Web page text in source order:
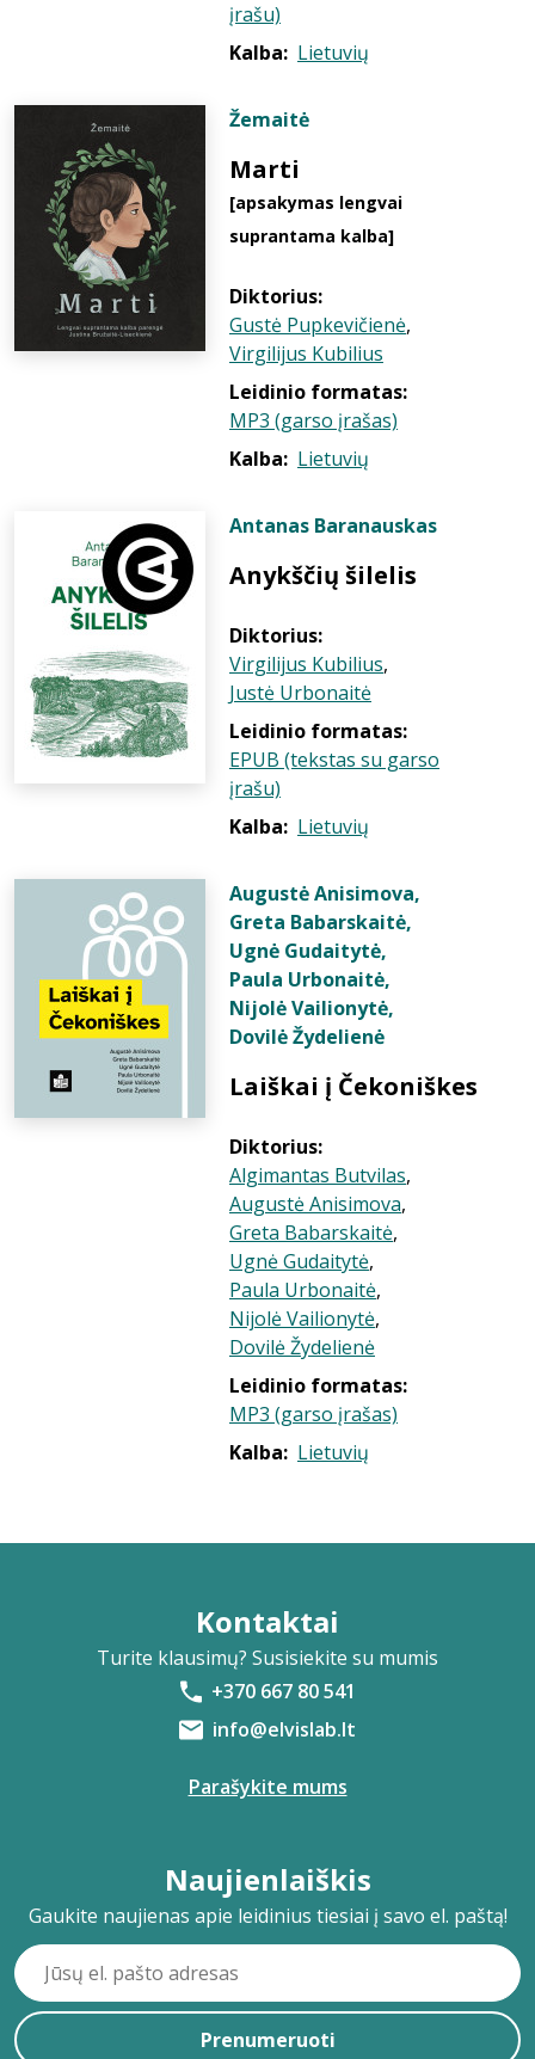
įrašu)
Kalba: Lietuvių
Žemaitė
Marti
[apsakymas lengvai
suprantama kalba]
Diktorius:
Gustė Pupkevičienė,
Virgilijus Kubilius
Leidinio formatas:
MP3 (garso įrašas)
Kalba: Lietuvių
Antanas Baranauskas
Anykščių šilelis
Diktorius:
Virgilijus Kubilius,
Justė Urbonaitė
Leidinio formatas:
EPUB (tekstas su garso
įrašu)
Kalba: Lietuvių
Augustė Anisimova,
Greta Babarskaitė,
Ugnė Gudaitytė,
Paula Urbonaitė,
Nijolė Vailionytė,
Dovilė Žydelienė
Laiškai į Čekoniškes
Diktorius:
Algimantas Butvilas,
Augustė Anisimova,
Greta Babarskaitė,
Ugnė Gudaitytė,
Paula Urbonaitė,
Nijolė Vailionytė,
Dovilė Žydelienė
Leidinio formatas:
MP3 (garso įrašas)
Kalba: Lietuvių
Kontaktai
Turite klausimų? Susisiekite su mumis
+370 667 80 541
info@elvislab.lt
Parašykite mums
Naujienlaiškis
Gaukite naujienas apie leidinius tiesiai į savo el. paštą!
Prenumeruoti